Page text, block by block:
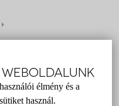
élmény és a
használ.
LEHETÜNK
SZÁMÁRA